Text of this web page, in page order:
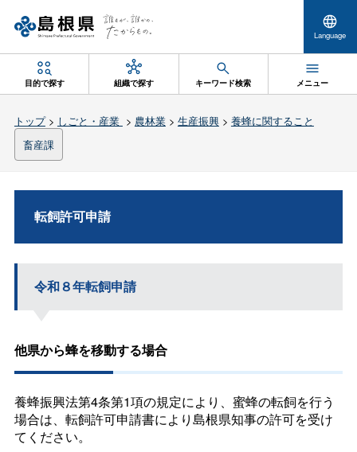
Language
目的で探す 組織で探す キーワード検索 メニュー
トップ> しごと・産業 > 農林業> 生産振興> 養蜂に関すること
畜産課
転飼許可申請
令和８年転飼申請
他県から蜂を移動する場合
養蜂振興法第4条第1項の規定により、蜜蜂の転飼を行う
場合は、転飼許可申請書により島根県知事の許可を受け
てください。